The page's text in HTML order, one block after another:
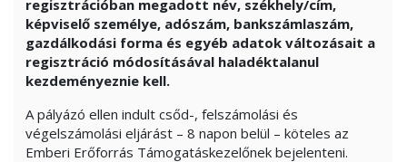
regisztrációban megadott név, székhely/cím,
képviselő személye, adószám, bankszámlaszám,
gazdálkodási forma és egyéb adatok változásait a
regisztráció módosításával haladéktalanul
kezdeményeznie kell.
A pályázó ellen indult csőd-, felszámolási és
végelszámolási eljárást – 8 napon belül – köteles az
Emberi Erőforrás Támogatáskezelőnek bejelenteni.